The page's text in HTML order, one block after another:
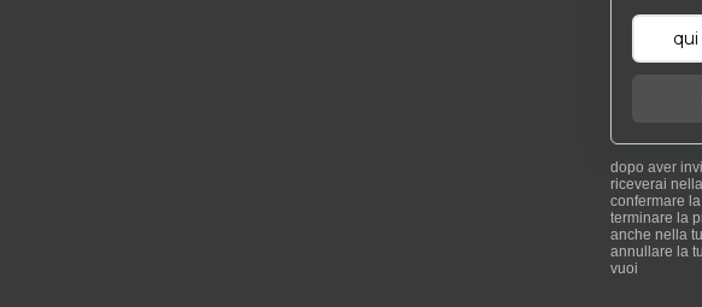
dopo aver
riceverai
confermare
terminare la
anche nella
annullare la
vuoi